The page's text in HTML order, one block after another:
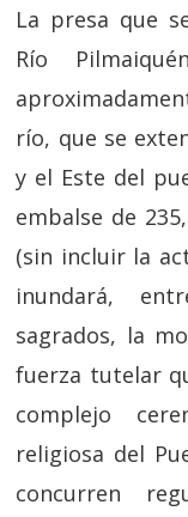
La presa que
Río
río, que se
y el Este del
embalse de
(sin incluir la
inundará,
sagrados, la
fuerza tutelar
complejo
religiosa del
concurren